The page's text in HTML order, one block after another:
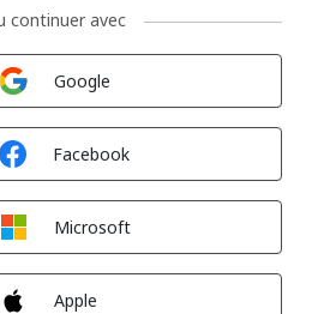
continuer avec
Google
Facebook
Microsoft
Apple